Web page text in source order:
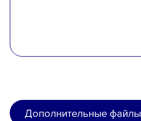
Дополнительные файлы